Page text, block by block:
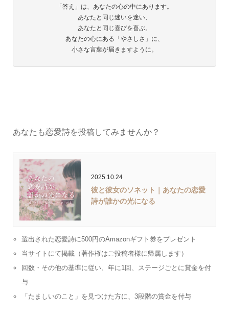
「答え」は、あなたの心の中にあります。
あなたと同じ迷いを迷い、
あなたと同じ喜びを喜ぶ。
あなたの心にある「やさしさ」に、
小さな言葉が届きますように。
あなたも恋愛詩を投稿してみませんか？
2025.10.24
彼と彼女のソネット｜あなたの恋愛
詩が誰かの光になる
選出された恋愛詩に500円のAmazonギフト券をプレゼント
当サイトにて掲載（著作権はご投稿者様に帰属します）
回数・その他の基準に従い、年に1回、ステージごとに賞金を付
与
「たましいのこと」を見つけた方に、3段階の賞金を付与